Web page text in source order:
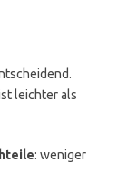
leichter als
: weniger